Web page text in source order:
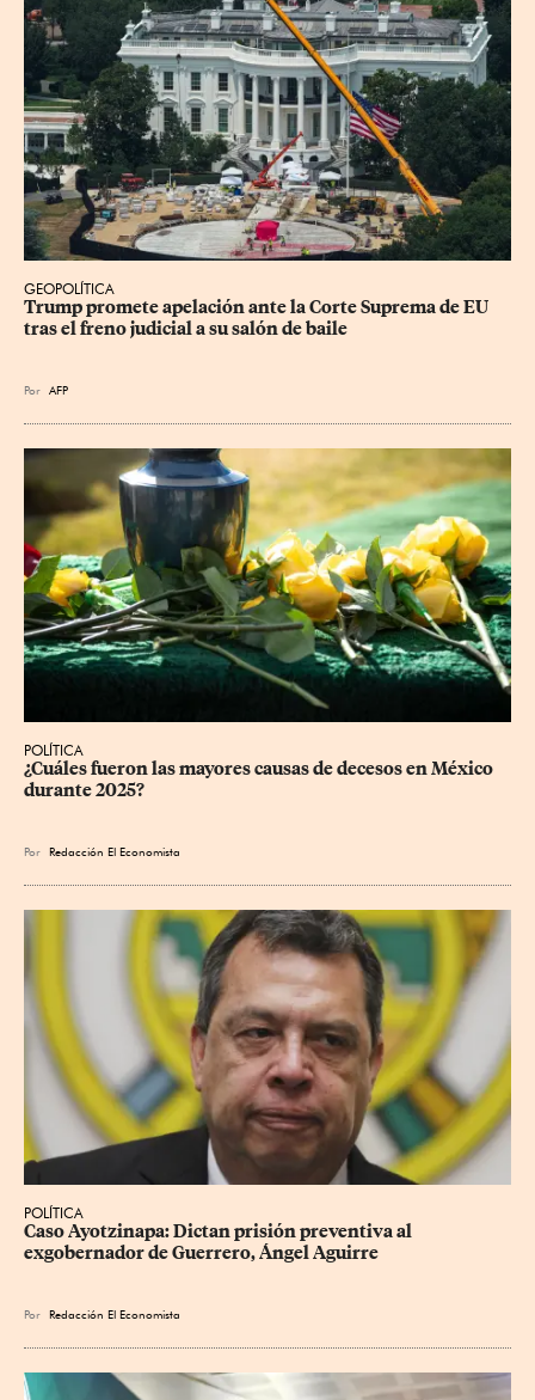
GEOPOLÍTICA
Trump promete apelación ante la Corte Suprema de EU
tras el freno judicial a su salón de baile
Por AFP
POLÍTICA
¿Cuáles fueron las mayores causas de decesos en México
durante 2025?
Por Redacción El Economista
POLÍTICA
Caso Ayotzinapa: Dictan prisión preventiva al
exgobernador de Guerrero, Ángel Aguirre
Por Redacción El Economista